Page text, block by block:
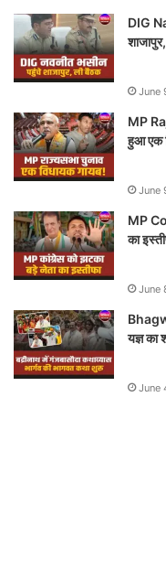
DIG
June
MP
हुआ एक
June
MP
का
June
यज्ञ का
June